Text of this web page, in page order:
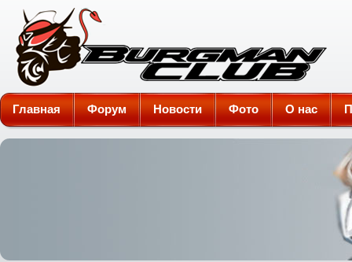
Burgman-Club
Главная Форум Новости Фото О нас